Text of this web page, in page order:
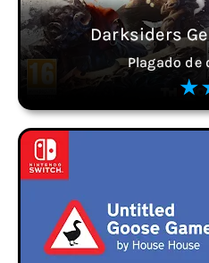
Darksiders
Plagado de